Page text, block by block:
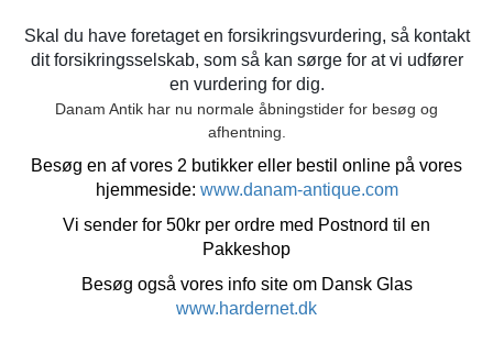
Skal du have foretaget en forsikringsvurdering, så kontakt
dit forsikringsselskab, som så kan sørge for at vi udfører
en vurdering for dig.
Danam Antik har nu normale åbningstider for besøg og
afhentning.
Besøg en af vores 2 butikker eller bestil online på vores
hjemmeside: www.danam-antique.com
Vi sender for 50kr per ordre med Postnord til en
Pakkeshop
Besøg også vores info site om Dansk Glas
www.hardernet.dk